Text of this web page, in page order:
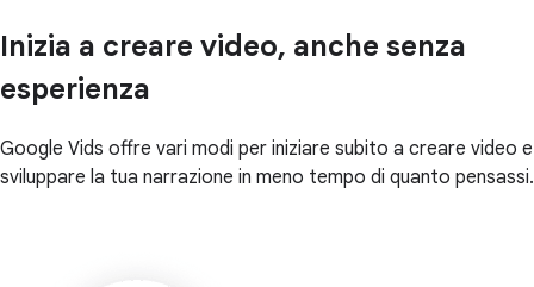
Inizia a creare video, anche senza
esperienza
Google Vids offre vari modi per iniziare subito a creare video e
sviluppare la tua narrazione in meno tempo di quanto pensassi.